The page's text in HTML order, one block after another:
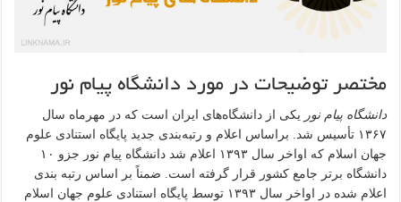
مختصر توضیحات در مورد دانشگاه پیام نور
دانشگاه پیام نور یکی از دانشگاه‌های ایران است که در مهرماه سال
۱۳۶۷ تأسیس شد. براساس اعلام و رتبه‌بندی جدید پایگاه استنادی علوم
جهان اسلام که اواخر سال ۱۳۹۳ اعلام شد دانشگاه پیام نور جزو ۱۰
دانشگاه برتر جامع کشور قرار گرفته است. ضمناً بر اساس رتبه بندی
اعلام شده در اواخر سال ۱۳۹۳ توسط پایگاه استنادی علوم جهان اسلام